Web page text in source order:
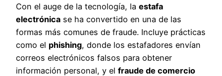
Con el auge de la tecnología, la estafa
electrónica se ha convertido en una de las
formas más comunes de fraude. Incluye prácticas
como el phishing, donde los estafadores envían
correos electrónicos falsos para obtener
información personal, y el fraude de comercio